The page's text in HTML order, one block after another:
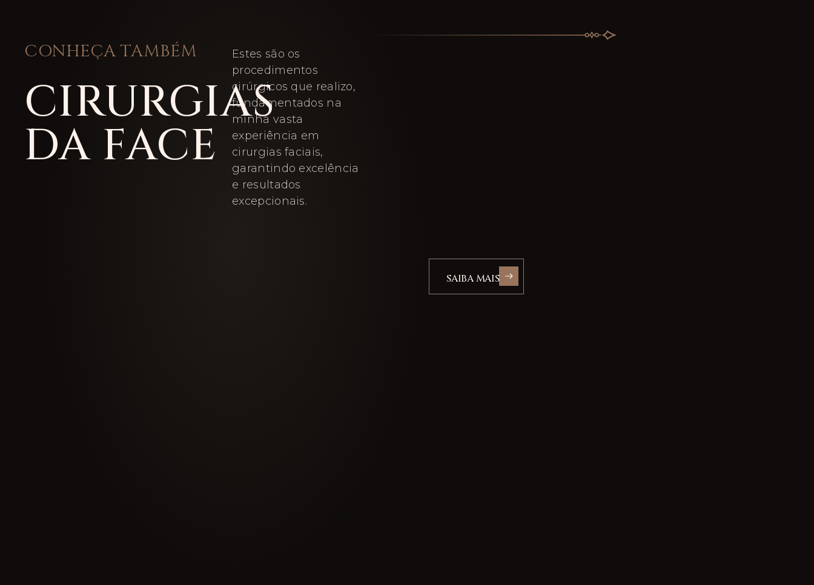
CONHEÇA TAMBÉM
CIRURGIAS
DA FACE
Estes são os
procedimentos
cirúrgicos que realizo,
fundamentados na
minha vasta
experiência em
cirurgias faciais,
garantindo excelência
e resultados
excepcionais.
SAIBA MAIS